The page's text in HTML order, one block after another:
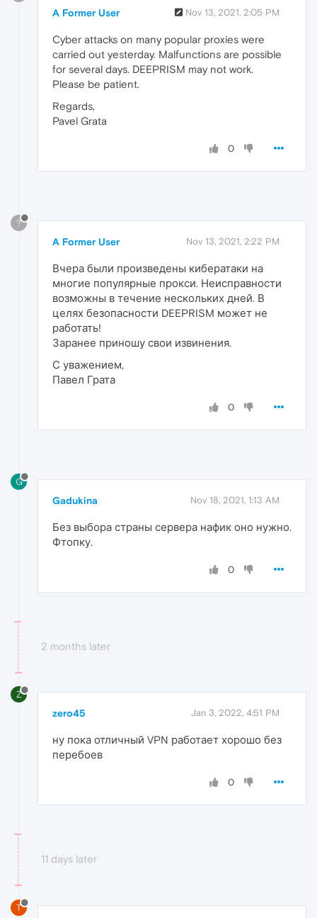
A Former User Nov 13, 2021, 2:05 PM
Cyber attacks on many popular proxies were
carried out yesterday. Malfunctions are possible
for several days. DEEPRISM may not work.
Please be patient.
Regards,
Pavel Grata
0
?
A Former User Nov 13, 2021, 2:22 PM
Вчера были произведены кибератаки на
многие популярные прокси. Неисправности
возможны в течение нескольких дней. В
целях безопасности DEEPRISM может не
работать!
Заранее приношу свои извинения.
С уважением,
Павел Грата
0
G
Gadukina Nov 18, 2021, 1:13 AM
Без выбора страны сервера нафик оно нужно.
Фтопку.
0
2 months later
Z
zero45 Jan 3, 2022, 4:51 PM
ну пока отличный VPN работает хорошо без
перебоев
0
11 days later
T